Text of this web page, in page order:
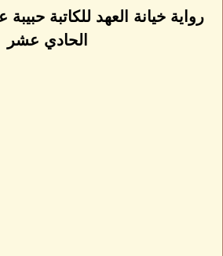
رواية خيانة العهد للكاتبة
الحادي عشر